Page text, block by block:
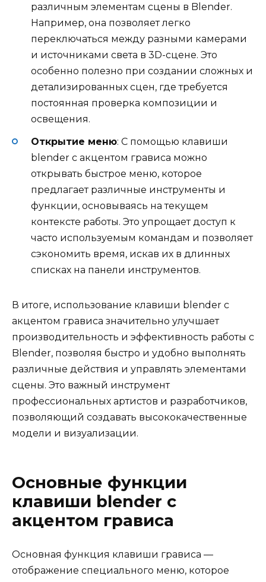
различным элементам сцены в Blender.
Например, она позволяет легко
переключаться между разными камерами
и источниками света в 3D-сцене. Это
особенно полезно при создании сложных и
детализированных сцен, где требуется
постоянная проверка композиции и
освещения.
Открытие меню: С помощью клавиши
blender с акцентом грависа можно
открывать быстрое меню, которое
предлагает различные инструменты и
функции, основываясь на текущем
контексте работы. Это упрощает доступ к
часто используемым командам и позволяет
сэкономить время, искав их в длинных
списках на панели инструментов.
В итоге, использование клавиши blender с
акцентом грависа значительно улучшает
производительность и эффективность работы с
Blender, позволяя быстро и удобно выполнять
различные действия и управлять элементами
сцены. Это важный инструмент
профессиональных артистов и разработчиков,
позволяющий создавать высококачественные
модели и визуализации.
Основные функции
клавиши blender с
акцентом грависа
Основная функция клавиши грависа —
отображение специального меню, которое